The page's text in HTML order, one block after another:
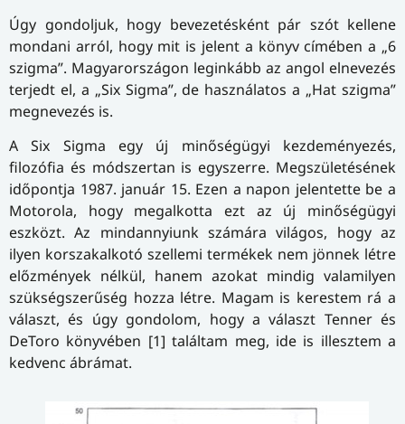
Úgy gondoljuk, hogy bevezetésként pár szót kellene
mondani arról, hogy mit is jelent a könyv címében a „6
szigma”. Magyarországon leginkább az angol elnevezés
terjedt el, a „Six Sigma”, de használatos a „Hat szigma”
megnevezés is.
A Six Sigma egy új minőségügyi kezdeményezés,
filozófia és módszertan is egyszerre. Megszületésének
időpontja 1987. január 15. Ezen a napon jelentette be a
Motorola, hogy megalkotta ezt az új minőségügyi
eszközt. Az mindannyiunk számára világos, hogy az
ilyen korszakalkotó szellemi termékek nem jönnek létre
előzmények nélkül, hanem azokat mindig valamilyen
szükségszerűség hozza létre. Magam is kerestem rá a
választ, és úgy gondolom, hogy a választ Tenner és
DeToro könyvében [1] találtam meg, ide is illesztem a
kedvenc ábrámat.